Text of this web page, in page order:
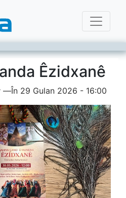
Êzidxanê
—În 29 Gulan 2026 - 16:00